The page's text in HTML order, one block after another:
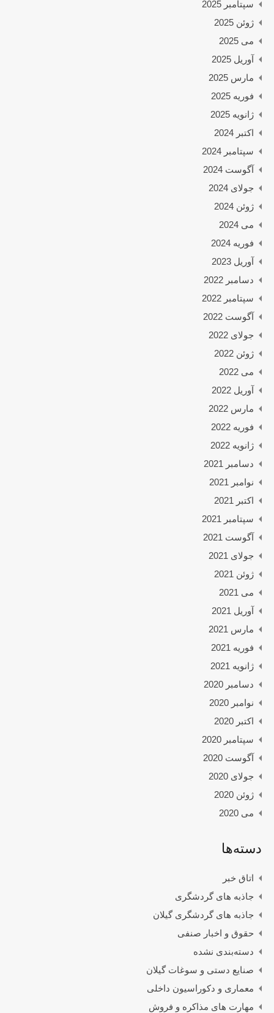
سپتامبر 2025
ژوئن 2025
می 2025
آوریل 2025
مارس 2025
فوریه 2025
ژانویه 2025
اکتبر 2024
سپتامبر 2024
آگوست 2024
جولای 2024
ژوئن 2024
می 2024
فوریه 2024
آوریل 2023
دسامبر 2022
سپتامبر 2022
آگوست 2022
جولای 2022
ژوئن 2022
می 2022
آوریل 2022
مارس 2022
فوریه 2022
ژانویه 2022
دسامبر 2021
نوامبر 2021
اکتبر 2021
سپتامبر 2021
آگوست 2021
جولای 2021
ژوئن 2021
می 2021
آوریل 2021
مارس 2021
فوریه 2021
ژانویه 2021
دسامبر 2020
نوامبر 2020
اکتبر 2020
سپتامبر 2020
آگوست 2020
جولای 2020
ژوئن 2020
می 2020
دسته‌ها
اتاق خبر
جاذبه های گردشگری
جاذبه های گردشگری گیلان
حقوق و اخبار صنفی
دسته‌بندی نشده
صنایع دستی و سوغات گیلان
معماری و دکوراسیون داخلی
مهارت های مذاکره و فروش